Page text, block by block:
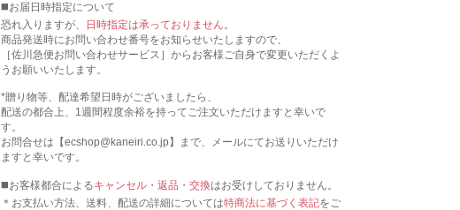
◼️お届日時指定について
恐れ入りますが、
日時指定は承っておりません。
商品発送時にお問い合わせ番号をお知らせいたしますので、
［佐川急便お問い合わせサービス］からお客様ご自身で変更いただくよ
うお願いいたします。
*贈り物等、配達希望日時がございましたら、
配送の都合上、1週間程度余裕を持ってご注文いただけますと幸いで
す。
お問合せは【ecshop@kaneiri.co.jp】まで、メールにてお送りいただけ
ますと幸いです。
◼️お客様都合によるキャンセル・返品・交換はお受けしておりません。
＊お支払い方法、送料、配送の詳細については特商法に基づく表記をご